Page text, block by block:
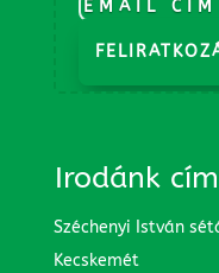
Irodánk
Széchenyi István
Kecskemét